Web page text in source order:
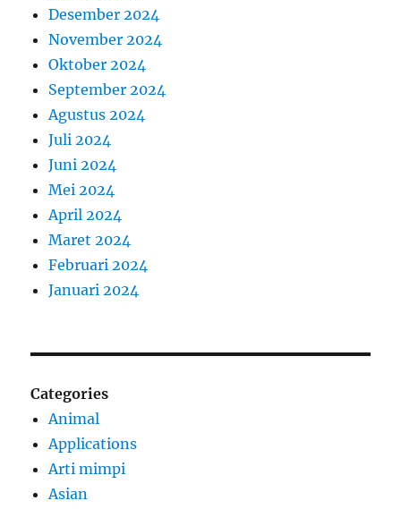
Desember 2024
November 2024
Oktober 2024
September 2024
Agustus 2024
Juli 2024
Juni 2024
Mei 2024
April 2024
Maret 2024
Februari 2024
Januari 2024
Categories
Animal
Applications
Arti mimpi
Asian